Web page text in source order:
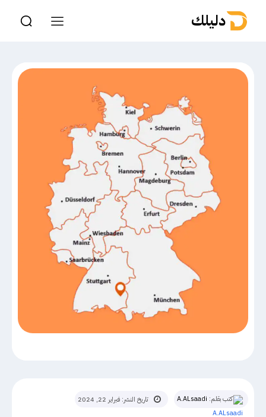
دليلك
كتب بقلم: A.ALsaadi تاريخ النشر: فبراير 22, 2024